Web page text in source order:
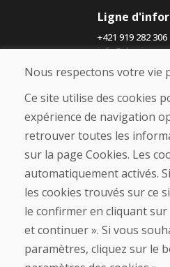
Ligne
+421 919 282 306
À propos de
Boutique
Contact
Achat
Boutique en
Conditions
Expédition et
Procédure de
Politique de
Nous respectons votre vie
Ce site utilise des cookies
expérience de navigation
retrouver toutes les
sur la page Cookies. Les
automatiquement activés.
les cookies trouvés sur ce
le confirmer en cliquant
et continuer ». Si vous
paramètres, cliquez sur le